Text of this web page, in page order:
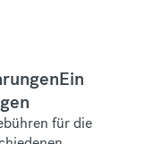
für die